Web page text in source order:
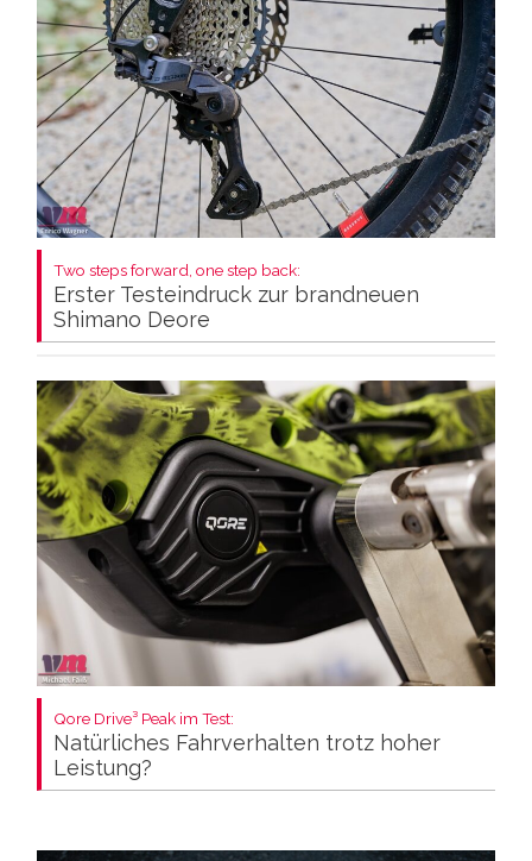
Two steps forward, one step back:
Erster Testeindruck zur brandneuen
Shimano Deore
Qore Drive³ Peak im Test:
Natürliches Fahrverhalten trotz hoher
Leistung?